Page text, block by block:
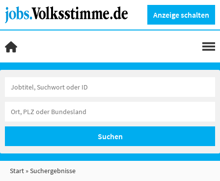
Anzeige schalten
Suchen
Start Suchergebnisse